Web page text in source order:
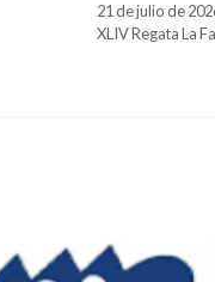
21 de julio de
XLIV Regata La